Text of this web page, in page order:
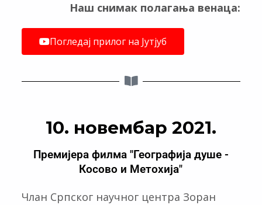
Наш снимак полагања венаца:
Погледај прилог на Јутјуб
10. новембар 2021.
Премијера филма "Географија душе -
Косово и Метохија"
Члан Српског научног центра Зоран